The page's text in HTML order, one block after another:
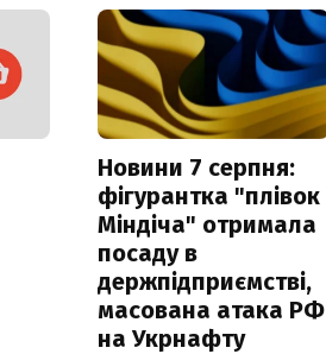
Новини 7 серпня:
фігурантка "плівок
Міндіча" отримала
посаду в
держпідприємстві,
масована атака РФ
на Укрнафту